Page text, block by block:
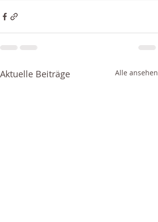
Aktuelle Beiträge Alle ansehen